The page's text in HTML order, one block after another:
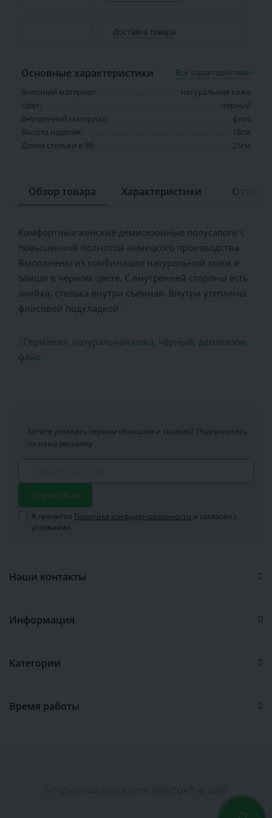
Доставка товара
Основные характеристики
Все характеристики
Внешний материал:
натуральная кожа
Цвет:
чёрный
Внутренний материал:
флис
Высота изделия:
18см
Длина стельки в 38:
25см
Обзор товара Характеристики
Комфортные женские демисезонные полусапоги с
повышенной полнотой немецкого производства.
Выполнены из комбинации натуральной кожи и
замши в чёрном цвете. С внутренней стороны есть
змейка, стелька внутри съёмная. Внутри утеплены
флисовой подкладкой.
Германия, натуральная кожа, чёрный, демисезон,
флис
Хотите узнавать первым об акциях и скидках? Подпишитесь
на нашу рассылку
Подписаться
Я прочитал Политика конфиденциальности и согласен с
условиями
Наши контакты
Информация
Категории
Время работы